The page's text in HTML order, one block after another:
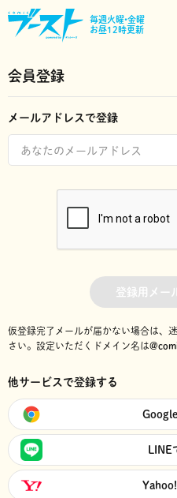
毎週火曜•金曜
お昼12時更新
会員登録
メールアドレスで登録
登録用メー
仮登録完了メールが届かない場合は、
さい。 設定いただくドメイン名は
他サービスで登録する
LINE